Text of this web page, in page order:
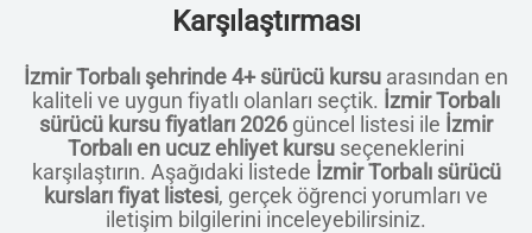
Karşılaştırması
İzmir Torbalı şehrinde 4+ sürücü kursu arasından en
kaliteli ve uygun fiyatlı olanları seçtik. İzmir Torbalı
sürücü kursu fiyatları 2026 güncel listesi ile İzmir
Torbalı en ucuz ehliyet kursu seçeneklerini
karşılaştırın. Aşağıdaki listede İzmir Torbalı sürücü
kursları fiyat listesi, gerçek öğrenci yorumları ve
iletişim bilgilerini inceleyebilirsiniz.